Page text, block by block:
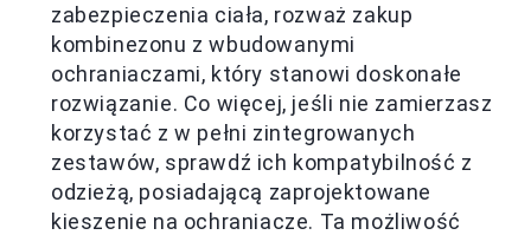
zabezpieczenia ciała, rozważ zakup
kombinezonu z wbudowanymi
ochraniaczami, który stanowi doskonałe
rozwiązanie. Co więcej, jeśli nie zamierzasz
korzystać z w pełni zintegrowanych
zestawów, sprawdź ich kompatybilność z
odzieżą, posiadającą zaprojektowane
kieszenie na ochraniacze. Ta możliwość